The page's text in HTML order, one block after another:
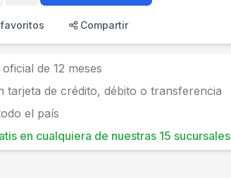
Compartir
de 12 meses
tarjeta de crédito, débito o transferencia
el país
en cualquiera de nuestras 15 sucursales